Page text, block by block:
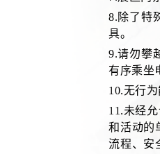
8.除了特
具。
9.请勿攀
有序乘坐
10.无行
11.未经
和活动的
流程、安